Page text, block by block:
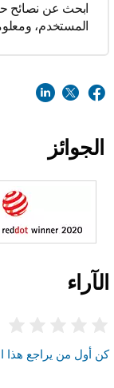
ابحث عن نصائح
المستخدم،
الجوائز
الآراء
كن أول من يراجع هذا